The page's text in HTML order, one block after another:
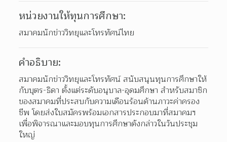
หน่วยงานให้ทุนการศึกษา:
สมาคมนักข่าววิทยุและโทรทัศน์ไทย
คำอธิบาย:
สมาคมนักข่าววิทยุและโทรทัศน์ สนับสนุนทุนการศึกษาให้
กับบุตร-ธิดา ตั้งแต่ระดับอนุบาล-อุดมศึกษา สำหรับสมาชิก
ของสมาคมที่ประสบกับความเดือนร้อนด้านภาวะค่าครอง
ชีพ โดยส่งใบสมัครพร้อมเอกสารประกอบมาที่สมาคมฯ
เพื่อพิจารณาและมอบทุนการศึกษาดังกล่าวในวันประชุม
ใหญ่